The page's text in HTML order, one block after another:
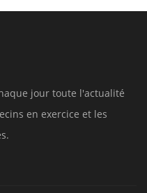
jour toute l'actualité
en exercice et les